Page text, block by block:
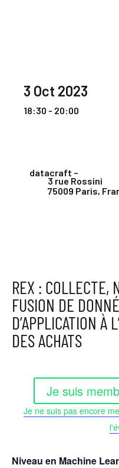
3 Oct 2023
18:30 - 20:00
datacraft –
3 rue Rossini
75009 Paris,
REX : COLLECTE,
FUSION DE
D’APPLICATION À
DES ACHATS
Je suis
Je ne suis pas encore
Niveau en Machine